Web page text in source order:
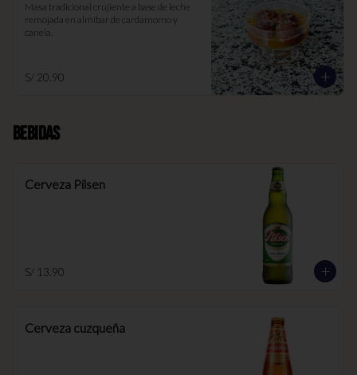
Masa tradicional crujiente a base de leche
remojada en almíbar de cardamomo y
canela.
S/ 20.90
Bebidas
Cerveza Pilsen
S/ 13.90
Cerveza cuzqueña